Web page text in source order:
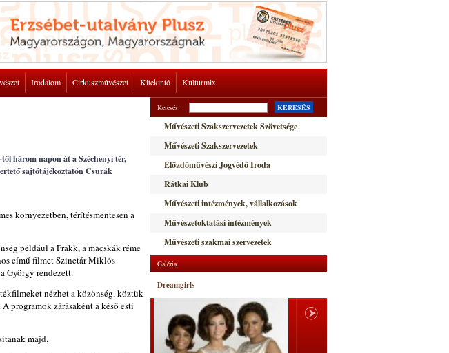
Irodalom Cirkuszművészet Kitekintő Kulturmix
három napon át a Széchenyi tér,
sajtótájékoztatón Csurák
környezetben, térítésmentesen a
például a Frakk, a macskák réme
című filmet Szinetár Miklós
György rendezett.
nézhet a közönség, köztük
programok zárásaként a késő esti
majd.
Keresés: KERESÉS
Művészeti Szakszervezetek Szövetsége
Művészeti Szakszervezetek
Előadóművészi Jogvédő Iroda
Rátkai Klub
Művészeti intézmények, vállalkozások
Művészetoktatási intézmények
Művészeti szakmai szervezetek
Galéria
Dreamgirls